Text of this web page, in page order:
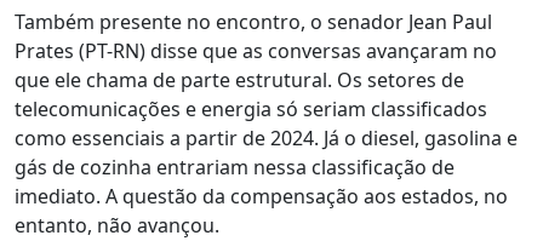
Também presente no encontro, o senador Jean Paul
Prates (PT-RN) disse que as conversas avançaram no
que ele chama de parte estrutural. Os setores de
telecomunicações e energia só seriam classificados
como essenciais a partir de 2024. Já o diesel, gasolina e
gás de cozinha entrariam nessa classificação de
imediato. A questão da compensação aos estados, no
entanto, não avançou.